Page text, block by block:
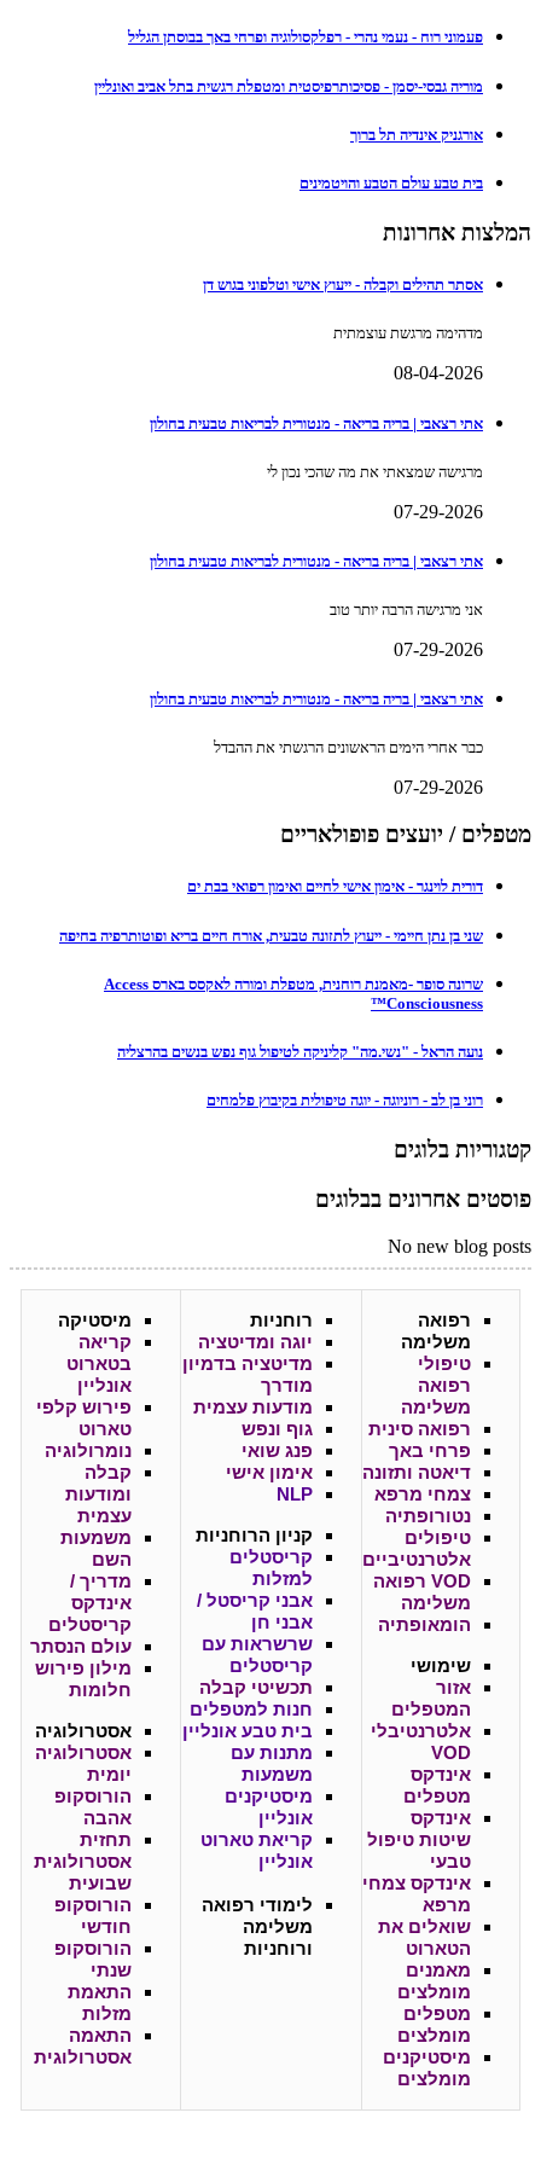
פעמוני רוח - נעמי נהרי - רפלקסולוגיה ופרחי באך בבוסתן הגליל
מוריה גבסי-יסמן - פסיכותרפיסטית ומטפלת רגשית בתל אביב ואונליין
אורגניק אינדיה תל ברוך
בית טבע עולם הטבע והויטמינים
המלצות אחרונות
אסתר תהילים וקבלה - ייעוץ אישי וטלפוני בגוש דן
מדהימה מרגשת עוצמתית
08-04-2026
אתי רצאבי | בריה בריאה - מנטורית לבריאות טבעית בחולון
מרגישה שמצאתי את מה שהכי נכון לי
07-29-2026
אתי רצאבי | בריה בריאה - מנטורית לבריאות טבעית בחולון
אני מרגישה הרבה יותר טוב
07-29-2026
אתי רצאבי | בריה בריאה - מנטורית לבריאות טבעית בחולון
כבר אחרי הימים הראשונים הרגשתי את ההבדל
07-29-2026
מטפלים / יועצים פופולאריים
דורית לוינגר - אימון אישי לחיים ואימון רפואי בבת ים
שני בן נתן חיימי - ייעוץ לתזונה טבעית, אורח חיים בריא ופוטותרפיה בחיפה
שרונה סופר -מאמנת רוחנית, מטפלת ומורה לאקסס בארס Access
Consciousness™
נועה הראל - "נשי.מה" קליניקה לטיפול גוף נפש בנשים בהרצליה
רוני בן לב - רוניוגה - יוגה טיפולית בקיבוץ פלמחים
קטגוריות בלוגים
פוסטים אחרונים בבלוגים
No new blog posts
רפואה
משלימה
טיפולי
רפואה
משלימה
רפואה סינית
פרחי באך
דיאטה ותזונה
צמחי מרפא
נטורופתיה
טיפולים
אלטרנטיביים
VOD רפואה
משלימה
הומאופתיה
שימושי
אזור
המטפלים
אלטרנטיבלי
VOD
אינדקס
מטפלים
אינדקס
שיטות טיפול
טבעי
אינדקס צמחי
מרפא
שואלים את
הטארוט
מאמנים
מומלצים
מטפלים
מומלצים
מיסטיקנים
מומלצים
רוחניות
יוגה ומדיטציה
מדיטציה בדמיון
מודרך
מודעות עצמית
גוף ונפש
פנג שואי
אימון אישי
NLP
קניון הרוחניות
קריסטלים
למזלות
אבני קריסטל /
אבני חן
שרשראות עם
קריסטלים
תכשיטי קבלה
חנות למטפלים
בית טבע אונליין
מתנות עם
משמעות
מיסטיקנים
אונליין
קריאת טארוט
אונליין
לימודי רפואה
משלימה
ורוחניות
מיסטיקה
קריאה
בטארוט
אונליין
פירוש קלפי
טארוט
נומרולוגיה
קבלה
ומודעות
עצמית
משמעות
השם
מדריך /
אינדקס
קריסטלים
עולם הנסתר
מילון פירוש
חלומות
אסטרולוגיה
אסטרולוגיה
יומית
הורוסקופ
אהבה
תחזית
אסטרולוגית
שבועית
הורוסקופ
חודשי
הורוסקופ
שנתי
התאמת
מזלות
התאמה
אסטרולוגית